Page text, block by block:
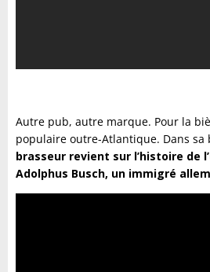
Autre pub, autre marque. Pour la
populaire outre-Atlantique. Dans sa
brasseur revient sur l’histoire de
Adolphus Busch, un immigré